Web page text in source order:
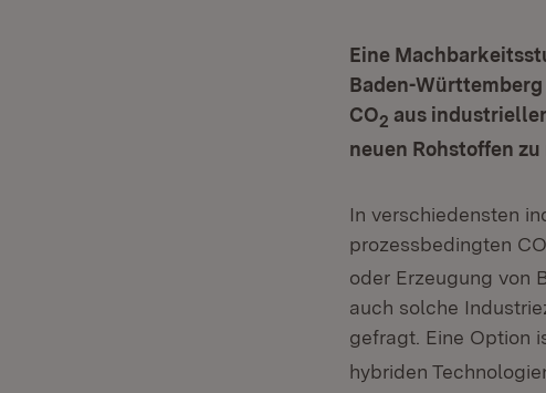
Eine
Baden-
CO2 aus
neuen Rohstoffen
In verschiedensten
prozessbedingten CO
oder Erzeugung von
auch solche
gefragt. Eine Option
hybriden